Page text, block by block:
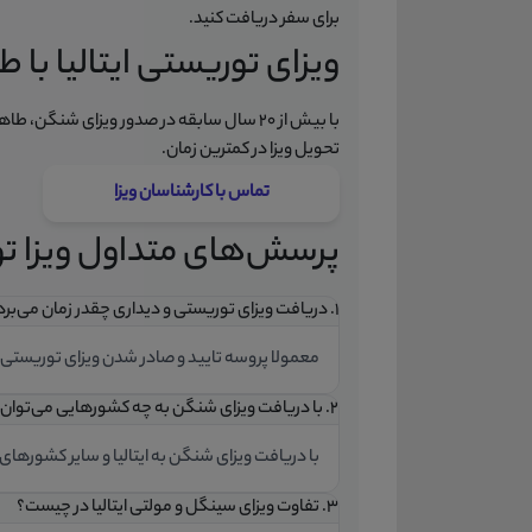
برای سفر دریافت کنید.
ویزای توریستی
با بیش از 20 سال سابقه در صدور ویزای
تحویل ویزا در کمترین زمان.
تماس با کارشناسان ویزا
پرسش‌های متداول ویزا
۱. دریافت ویزای توریستی و دیداری چقدر زمان می‌برد؟
معمولا پروسه تایید و صادر شدن ویزای توریستی و دیداری
۲. با دریافت ویزای شنگن به چه کشورهایی می‌توان سفر کرد؟
با دریافت ویزای شنگن به ایتالیا و سایر
۳. تفاوت ویزای سینگل و مولتی ایتالیا در چیست؟